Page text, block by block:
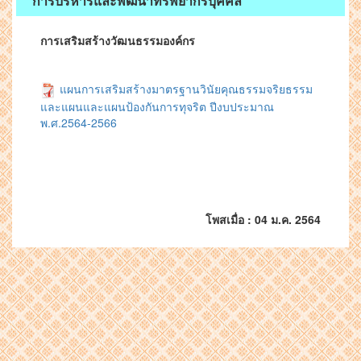
การเสริมสร้างวัฒนธรรมองค์กร
แผนการเสริมสร้างมาตรฐานวินัยคุณธรรมจริยธรรม
และแผนและแผนป้องกันการทุจริต ปีงบประมาณ
พ.ศ.2564-2566
โพสเมื่อ : 04 ม.ค. 2564